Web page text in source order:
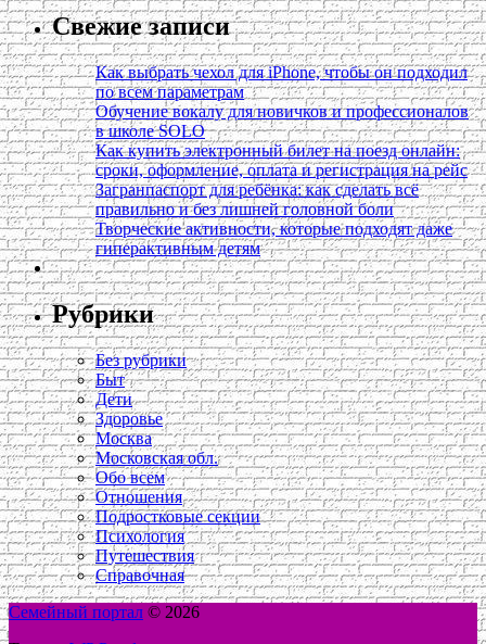
Свежие записи
Как выбрать чехол для iPhone, чтобы он подходил
по всем параметрам
Обучение вокалу для новичков и профессионалов
в школе SOLO
Как купить электронный билет на поезд онлайн:
сроки, оформление, оплата и регистрация на рейс
Загранпаспорт для ребёнка: как сделать всё
правильно и без лишней головной боли
Творческие активности, которые подходят даже
гиперактивным детям
Рубрики
Без рубрики
Быт
Дети
Здоровье
Москва
Московская обл.
Обо всем
Отношения
Подростковые секции
Психология
Путешествия
Справочная
Семейный портал © 2026